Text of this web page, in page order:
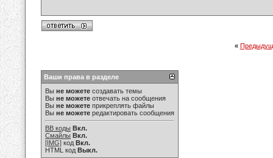
«
Ваши права в разделе
Вы не можете создавать темы
Вы не можете отвечать на сообщения
Вы не можете прикреплять файлы
Вы не можете редактировать сообщения
BB коды Вкл.
Смайлы Вкл.
[IMG] код Вкл.
HTML код Выкл.